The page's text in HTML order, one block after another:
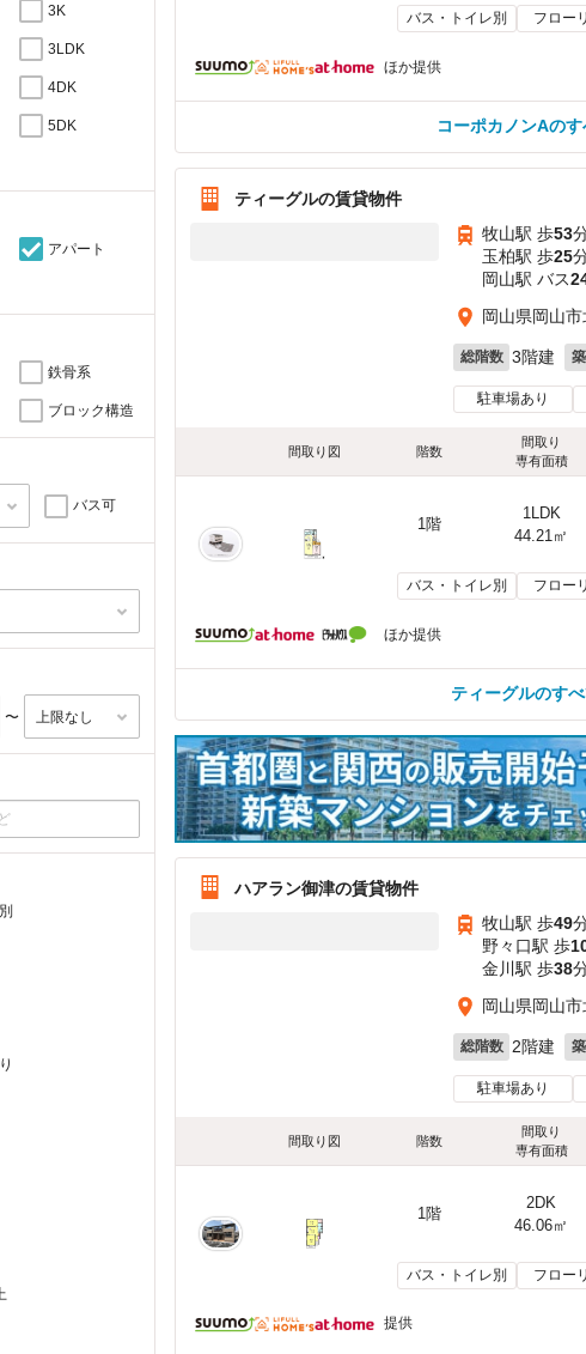
3K
3LDK
4DK
5DK
アパート
鉄骨系
ブロック構造
バス可
〜
バス・トイレ別 フロー
ほか提供
コーポカノンAの
ティーグルの賃貸物件
牧山駅 歩53
玉柏駅 歩25
岡山駅 バス
岡山県岡山
総階数 3階建
駐車場あり
間取り図 階数
間取り
専有面積
1階
1LDK
44.21㎡
バス・トイレ別 フロー
ほか提供
ティーグルのす
ハアラン御津の賃貸物件
牧山駅 歩49
野々口駅 歩
金川駅 歩38
岡山県岡山
総階数 2階建
駐車場あり
間取り図 階数
間取り
専有面積
1階
2DK
46.06㎡
バス・トイレ別 フロー
提供